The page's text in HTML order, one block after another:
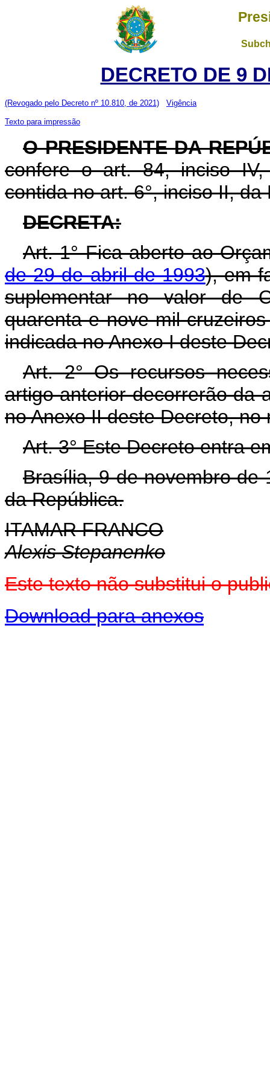
DECRETO DE 9
(Revogado pelo Decreto nº 10.810, de 2021) Vigência
Texto para impressão
O PRESIDENTE DA
confere o art. 84, inciso
contida no art. 6°, inciso II,
DECRETA:
Art. 1° Fica aberto ao
de 29 de abril de 1993), em
suplementar no valor de
quarenta e nove mil
indicada no Anexo I deste
Art. 2° Os recursos
artigo anterior decorrerão da
no Anexo II deste Decreto,
Art. 3° Este Decreto entra
Brasília, 9 de novembro de
da República.
ITAMAR FRANCO
Alexis Stepanenko
Este texto não substitui o
Download para anexos